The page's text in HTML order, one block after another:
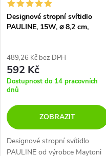
p
r
o
d
u
s
p
r
o
d
u
Designové stropní svítidlo
PAULINE, 15W, ⌀ 8,2 cm,
489,26 Kč bez DPH
592 Kč
Dostupnost do 14 pracovních
dnů
ZOBRAZIT
Designové stropní svítidlo
PAULINE od výrobce Maytoni